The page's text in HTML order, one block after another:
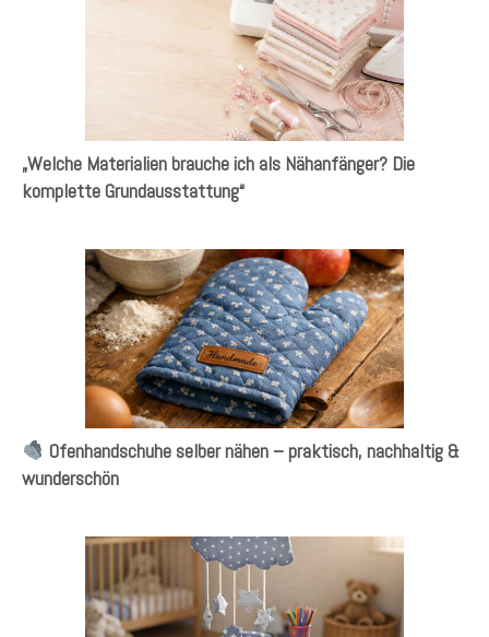
„Welche Materialien brauche ich als Nähanfänger? Die
komplette Grundausstattung“
Ofenhandschuhe selber nähen – praktisch, nachhaltig &
wunderschön